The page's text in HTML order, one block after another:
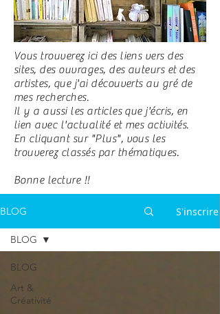
Vous trouverez ici des liens vers des
sites, des ouvrages, des auteurs et des
artistes, que j'ai découverts au gré de
mes recherches.
Il y a aussi les articles que j'écris, en
lien avec l'actualité et mes activités.
En cliquant sur "Plus", vous les
trouverez classés par thématiques.
Bonne lecture !!
BLOG S'inscrire
BLOG
Art &
Créativité
BLOG